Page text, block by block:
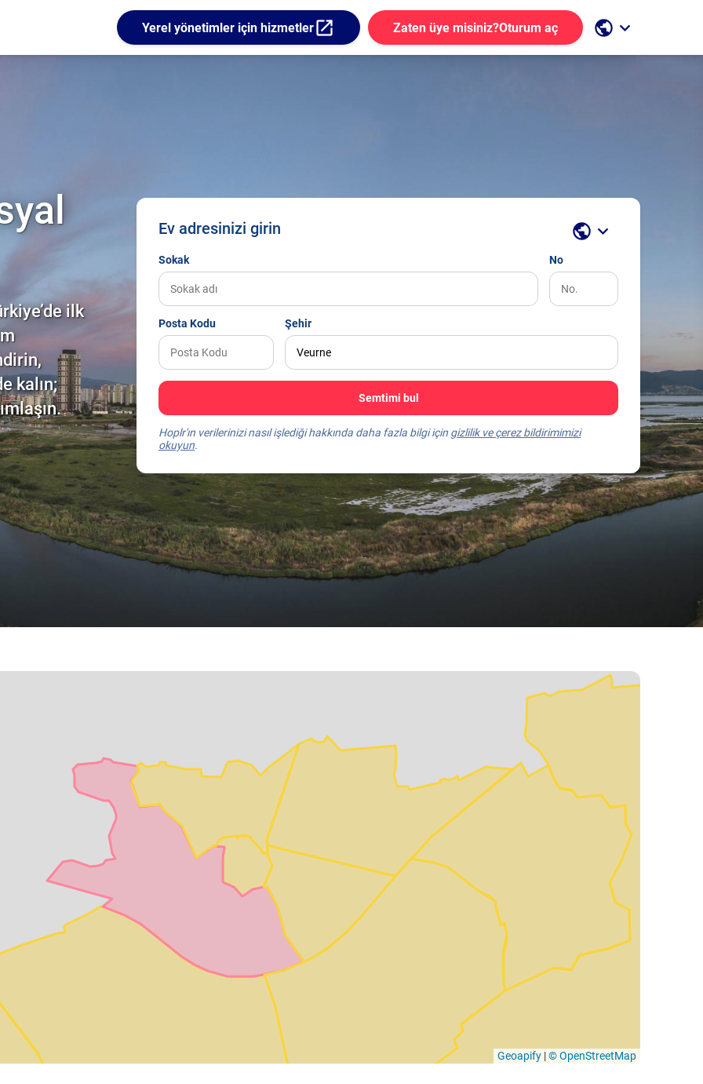
Yerel yönetimler için hizmetleropen_in_new Zaten üye misiniz?Oturum aç public keyboard_arrow_down
ilk
kalın;
Ev adresinizi girin public keyboard_arrow_down
Sokak No
Posta Kodu Şehir
Semtimi bul
Hoplr'ın verilerinizi nasıl işlediği hakkında daha fazla bilgi için gizlilik ve çerez bildirimimizi
okuyun.
Geoapify |© OpenStreetMap